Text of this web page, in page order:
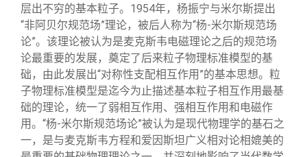
层出不穷的基本粒子。1954年，杨振宁与米尔斯提出
“非阿贝尔规范场”理论，被后人称为“杨-米尔斯规范场
论”。该理论被认为是麦克斯韦电磁理论之后的规范场
论最重要的发展，奠定了后来粒子物理标准模型的基
础，由此发展出“对称性支配相互作用”的基本思想。粒
子物理标准模型是迄今为止描述基本粒子相互作用最基
础的理论，统一了弱相互作用、强相互作用和电磁作
用。“杨-米尔斯规范场论”被认为是现代物理学的基石之
一，是与麦克斯韦方程和爱因斯坦广义相对论相媲美的